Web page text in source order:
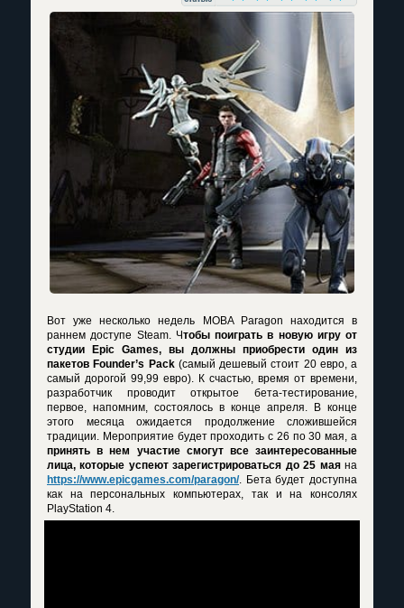
Вот уже несколько недель MOBA Paragon находится в
раннем доступе Steam. Чтобы поиграть в новую игру от
студии Epic Games, вы должны приобрести один из
пакетов Founder’s Pack (самый дешевый стоит 20 евро, а
самый дорогой 99,99 евро). К счастью, время от времени,
разработчик проводит открытое бета-тестирование,
первое, напомним, состоялось в конце апреля. В конце
этого месяца ожидается продолжение сложившейся
традиции. Мероприятие будет проходить с 26 по 30 мая, а
принять в нем участие смогут все заинтересованные
лица, которые успеют зарегистрироваться до 25 маяна
https://www.epicgames.com/paragon/. Бета будет доступна
как на персональных компьютерах, так и на консолях
PlayStation 4.